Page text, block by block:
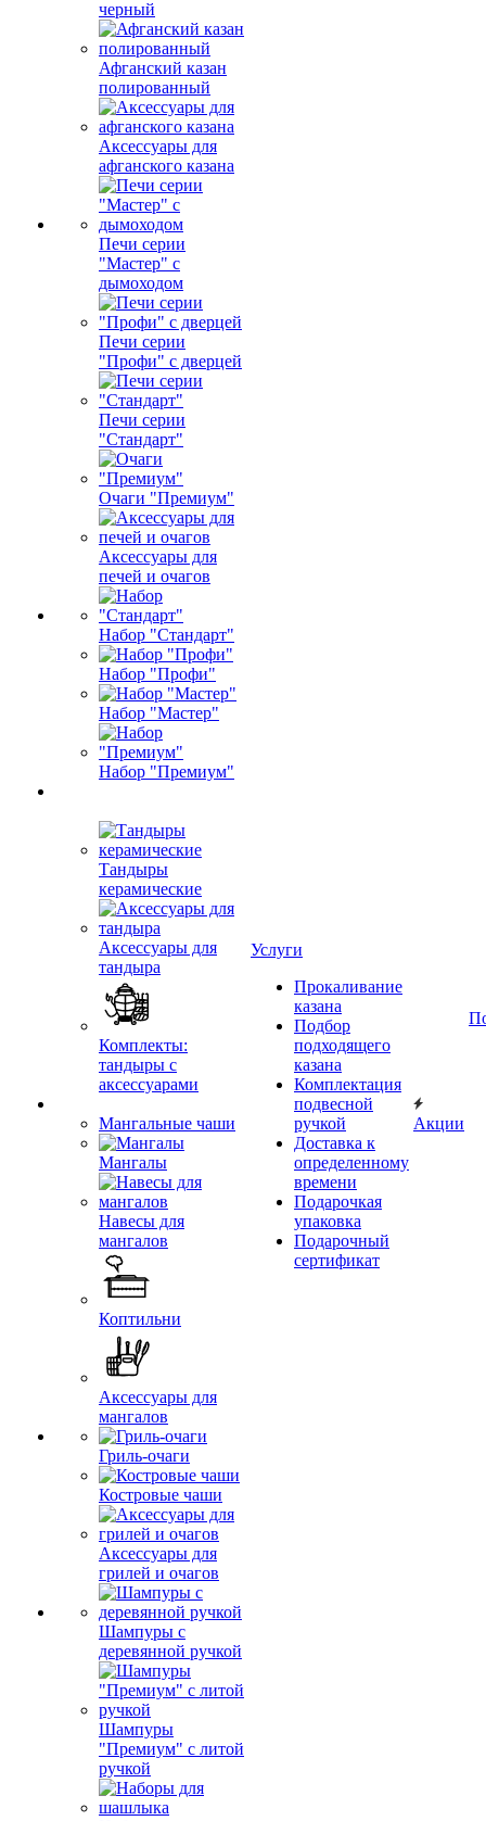
черный
Афганский казан
полированный
Аксессуары для
афганского казана
Печи серии
"Мастер" с
дымоходом
Печи серии
"Профи" с дверцей
Печи серии
"Стандарт"
Очаги "Премиум"
Аксессуары для
печей и очагов
Набор "Стандарт"
Набор "Профи"
Набор "Мастер"
Набор "Премиум"
Тандыры
керамические
Аксессуары для
тандыра
Комплекты:
тандыры с
аксессуарами
Мангальные чаши
Мангалы
Навесы для
мангалов
Коптильни
Аксессуары для
мангалов
Гриль-очаги
Костровые чаши
Аксессуары для
грилей и очагов
Шампуры с
деревянной ручкой
Шампуры
"Премиум" с литой
ручкой
Услуги
Прокаливание
казана
Подбор
подходящего
казана
Комплектация
подвесной
ручкой
Доставка к
определенному
времени
Подарочкая
упаковка
Подарочный
сертификат
Акции